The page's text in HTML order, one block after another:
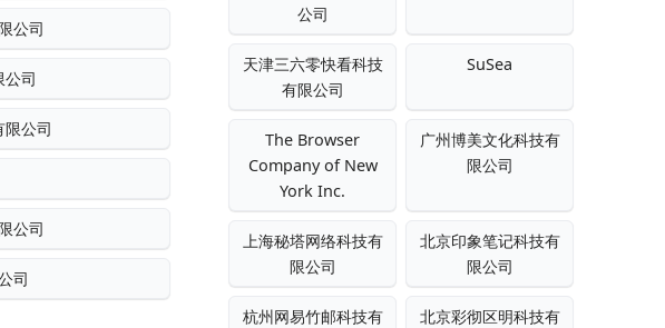
公司
公司
公司
公司
司
公司
天津三六零快看科技
有限公司
SuSea
The Browser
Company of New
York Inc.
广州博美文化科技有
限公司
上海秘塔网络科技有
限公司
北京印象笔记科技有
限公司
杭州网易竹邮科技有
北京彩彻区明科技有